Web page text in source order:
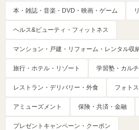
本・雑誌・音楽・DVD・映画・ゲーム
ヘルス&ビューティ・フィットネス
マンション・戸建・リフォーム・レンタル収
旅行・ホテル・リゾート 学習塾・カル
レストラン・デリバリー・外食 フォト
アミューズメント 保険・共済・金融
プレゼントキャンペーン・クーポン